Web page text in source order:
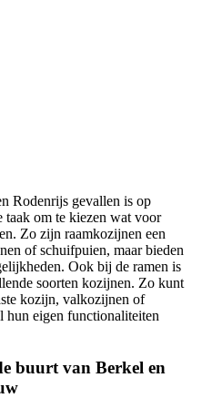
Rodenrijs gevallen is op
taak om te kiezen wat voor
Zo zijn raamkozijnen een
of schuifpuien, maar bieden
Ook bij de ramen is
soorten kozijnen. Zo kunt
kozijn, valkozijnen of
hun eigen functionaliteiten
buurt van Berkel en